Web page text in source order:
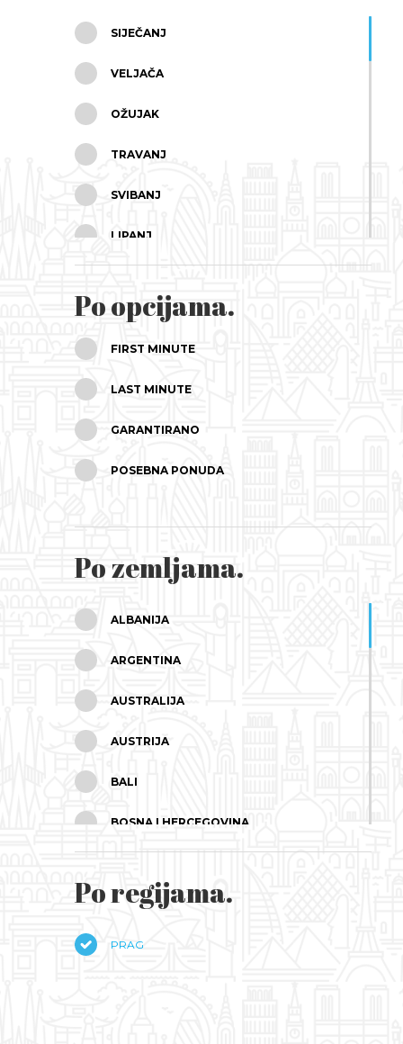
SIJEČANJ
VELJAČA
OŽUJAK
TRAVANJ
SVIBANJ
LIPANJ
KOLOVOZ
RUJAN
LISTOPAD
STUDENI
PROSINAC
Po opcijama.
FIRST MINUTE
LAST MINUTE
GARANTIRANO
POSEBNA PONUDA
Po zemljama.
ALBANIJA
ARGENTINA
AUSTRALIJA
AUSTRIJA
BALI
BOSNA I HERCEGOVINA
BUGARSKA
ČEŠKA
Po regijama.
PRAG